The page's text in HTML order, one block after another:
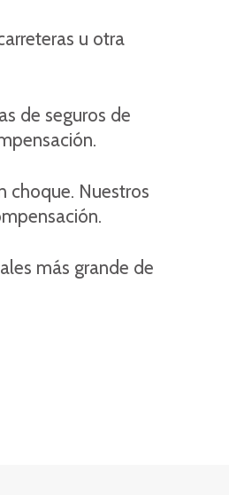
u otra
de seguros de
choque. Nuestros
más grande de